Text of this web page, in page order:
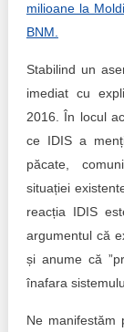
Democrația,
Achiziții publice
Achizițiile
milioane la
BNM.
Stabilind un
imediat cu
2016. În locul
ce IDIS a
păcate,
situației
reacția IDIS
argumentul că
și anume că
înafara
Ne manifestăm